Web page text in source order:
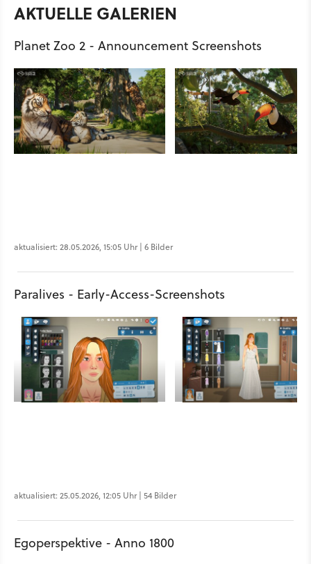
AKTUELLE GALERIEN
Planet Zoo 2 - Announcement Screenshots
aktualisiert: 28.05.2026, 15:05 Uhr | 6 Bilder
Paralives - Early-Access-Screenshots
aktualisiert: 25.05.2026, 12:05 Uhr | 54 Bilder
Egoperspektive - Anno 1800